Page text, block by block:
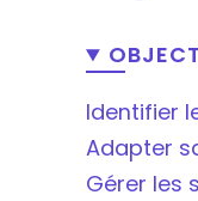
Identifier
Adapter
Gérer les